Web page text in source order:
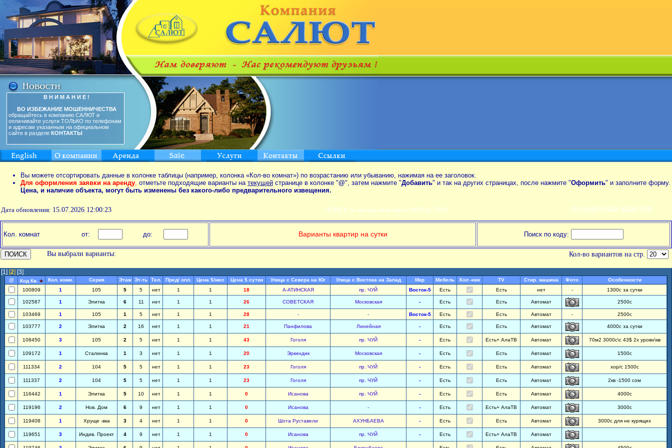
В Н И М А Н И Е !
ВО ИЗБЕЖАНИЕ МОШЕННИЧЕСТВА
обращайтесь в компанию САЛЮТ и
оплачивайте услуги ТОЛЬКО по телефонам
и адресам указанным на официальном
сайте в разделе КОНТАКТЫ
Вы можете отсортировать данные в колонке таблицы (например, колонка «Кол-во комнат») по возрастанию или убыванию, нажимая на ее заголовок.
Для оформления заявки на аренду, отметьте подходящие варианты на текущей странице в колонке "@", затем нажмите "Добавить" и так на других страницах, после нажмите "Оформить" и заполните форму.
Цена, и наличие объекта, могут быть изменены без какого-либо предварительного извещения.
Дата обновления: 15.07.2026 12:00:23 ПОИСК по аренде квартир от MIN до 550$ ПЛАНИРОВКИ КВАРТИР
Кол. комнат от: до: Варианты квартир на сутки Поиск по коду:
Вы выбрали варианты: Кол-во вариантов на стр.
[1] [2] [3]
@ Код Кв. Кол. комн. Серия Этаж Эт-ть Тел. Пред/ опл. Цена $/мес Цена $ сутки Улица с Севера на Юг Улица с Востока на Запад Мкр Мебель Хол -ник TV Стир. машина Фото
Особенности
100809
1 105 5 5 нет 1 1 18 А-АТИНСКАЯ пр. ЧУЙ Восток-5 Есть Есть нет - 1300с за сутки
102587 1 Элитка 6 11 нет 1 1 26 СОВЕТСКАЯ Московская - Есть Есть Автомат 2500с
103469 1 105 1 5 нет 1 1 28 - - Восток-5 Есть Есть Автомат - 2500с
103777 2 Элитка 2 16 нет 1 1 21 Панфилова Линейная - Есть Есть Автомат 4000с за сутки
108450 3 105 2 5 нет 1 1 43 Гоголя пр. ЧУЙ - Есть Есть+ АлаТВ Автомат 70м2 3000с\с 43$ 2х уровн\кв
109172 1 Сталинка 1 3 нет 1 1 20 Эркиндик Московская - Есть Есть Автомат 1500с
111334 2 104 5 5 нет 1 1 23 Гоголя пр. ЧУЙ - Есть Есть Автомат хор/с 1500с
111337 2 104 5 5 нет 1 1 23 Гоголя пр. ЧУЙ - Есть Есть Автомат 2кв -1500 сом
116442 1 Элитка 5 10 нет 1 1 0 Исанова пр. ЧУЙ - Есть Есть Автомат 4000с
119196 2 Нов. Дом 6 9 нет 1 1 0 Исанова - - Есть Есть+ АлаТВ Автомат 3000с
119408 1 Хруще -вка 3 4 нет 1 1 0 Шота Руставели АХУНБАЕВА - Есть Есть Автомат 3000с для не курящих
119651 3 Индив. Проект 4 9 нет 1 1 0 Исанова пр. ЧУЙ - Есть Есть+ АлаТВ Автомат